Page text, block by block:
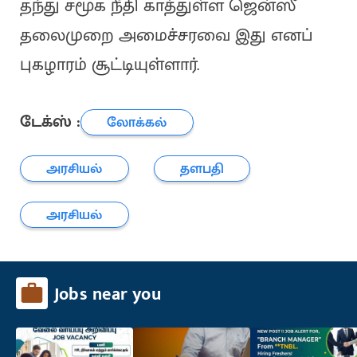
தந்து சமூக நீதி காத்துள்ள ஜென்ஸீ
தலைமுறை அமைச்சரவை இது எனப்
புகழாரம் சூட்டியுள்ளார்.
டேக்ஸ் :
லோக்கல்
அரசியல்
தளபதி
அரசியல்
Jobs near you